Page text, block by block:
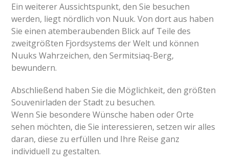
Ein weiterer Aussichtspunkt, den Sie besuchen
werden, liegt nördlich von Nuuk. Von dort aus haben
Sie einen atemberaubenden Blick auf Teile des
zweitgrößten Fjordsystems der Welt und können
Nuuks Wahrzeichen, den Sermitsiaq-Berg,
bewundern.
Abschließend haben Sie die Möglichkeit, den größten
Souvenirladen der Stadt zu besuchen.
Wenn Sie besondere Wünsche haben oder Orte
sehen möchten, die Sie interessieren, setzen wir alles
daran, diese zu erfüllen und Ihre Reise ganz
individuell zu gestalten.